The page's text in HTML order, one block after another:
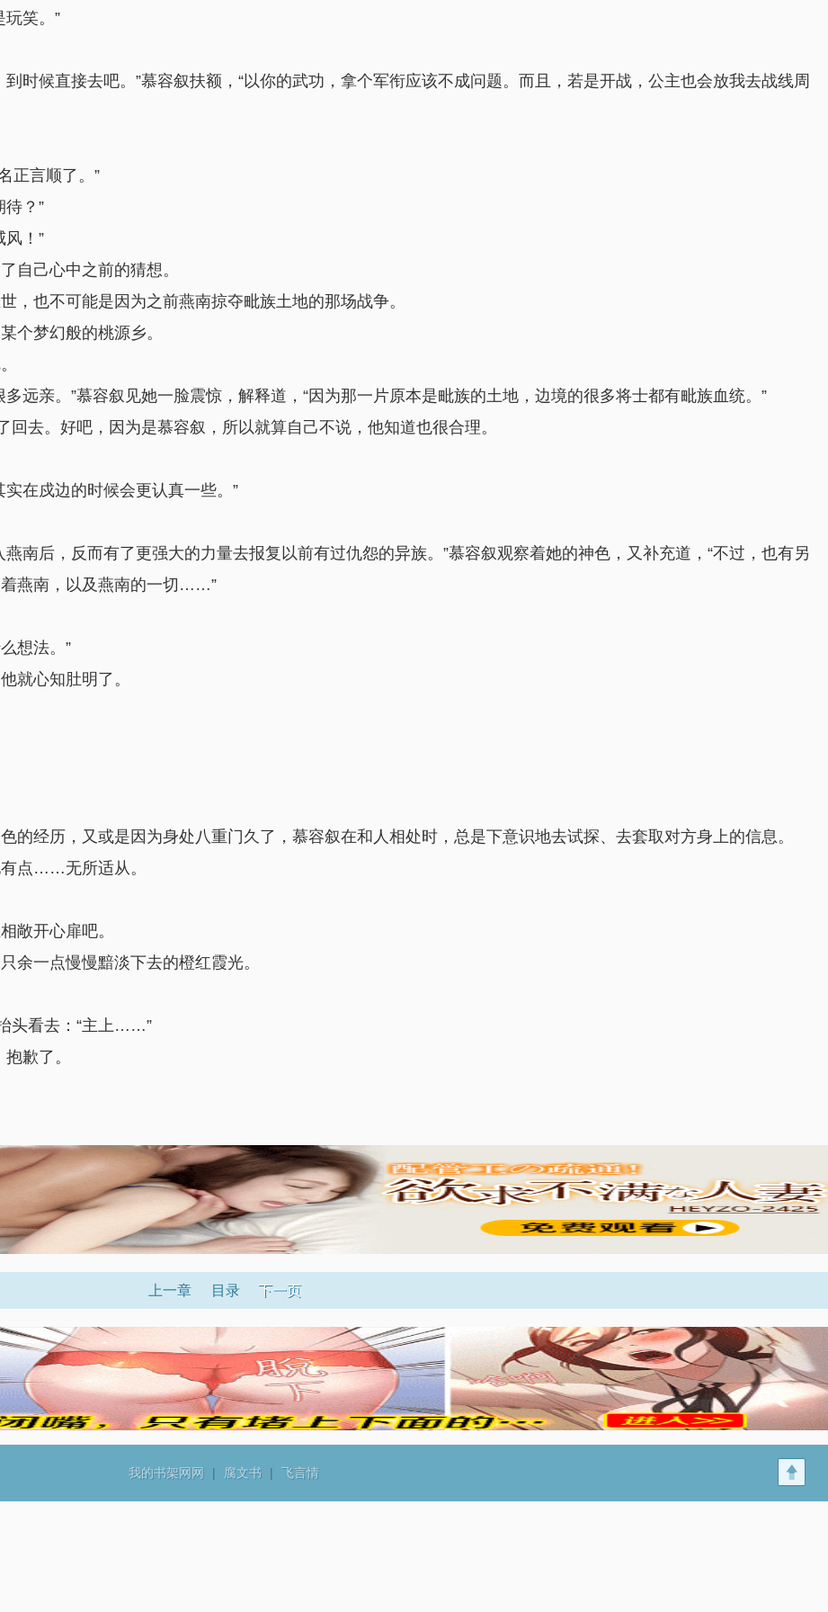
笑。”
时候直接去吧。”慕容叙扶额，“以你的武功，拿个军衔应该不成问题。而且，若是开战，公主也会放我去战线周
正言顺了。”
待？”
！”
自己心中之前的猜想。
，也不可能是因为之前燕南掠夺毗族土地的那场战争。
个梦幻般的桃源乡。
远亲。”慕容叙见她一脸震惊，解释道，“因为那一片原本是毗族的土地，边境的很多将士都有毗族血统。”
去。好吧，因为是慕容叙，所以就算自己不说，他知道也很合理。
在戍边的时候会更认真一些。”
南后，反而有了更强大的力量去报复以前有过仇怨的异族。”慕容叙观察着她的神色，又补充道，“不过，也有另
燕南，以及燕南的一切……”
想法。”
就心知肚明了。
的经历，又或是因为身处八重门久了，慕容叙在和人相处时，总是下意识地去试探、去套取对方身上的信息。
点……无所适从。
敞开心扉吧。
余一点慢慢黯淡下去的橙红霞光。
头看去：“主上……”
歉了。
上一章 目录 下一页
我的书架网网 | 腐文书 | 飞言情